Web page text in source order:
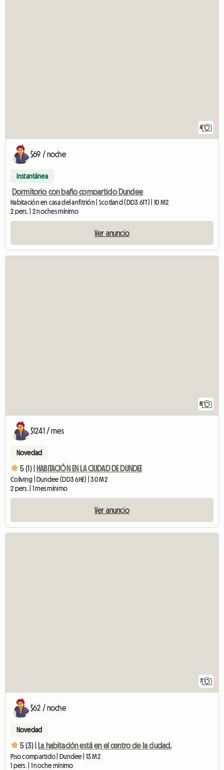
4
$69 / noche
Instantánea
Dormitorio con baño compartido Dundee
Habitación en casa del anfitrión | Scotland (DD3 6TT) | 10 M2
2 pers. | 2 noches mínimo
Ver anuncio
8
$1241 / mes
Novedad
5 (1) | HABITACIÓN EN LA CIUDAD DE DUNDEE
Coliving | Dundee (DD3 6HE) | 30 M2
2 pers. | 1 mes mínimo
Ver anuncio
7
$62 / noche
Novedad
5 (3) | La habitación está en el centro de la ciudad.
Piso compartido | Dundee | 13 M2
1 pers. | 1 noche mínimo